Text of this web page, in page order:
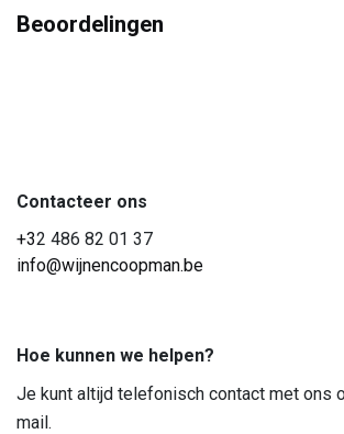
Beoordelingen
Contacteer ons
+32 486 82 01 37
info@wijnencoopman.be
Hoe kunnen we helpen?
Je kunt altijd telefonisch contact met ons
mail.